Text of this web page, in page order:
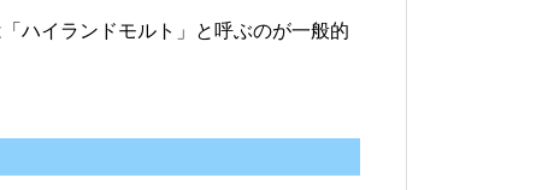
ハイランドモルト」と呼ぶのが一般的